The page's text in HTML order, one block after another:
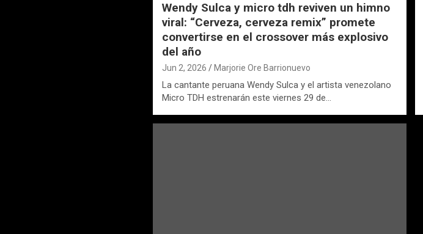
Wendy Sulca y micro tdh reviven un himno
viral: “Cerveza, cerveza remix” promete
convertirse en el crossover más explosivo
del año
Jun 2, 2026 Marjorie Ore Barrionuevo
La cantante peruana Wendy Sulca y el artista venezolano
Micro TDH estrenarán este viernes 29 de…